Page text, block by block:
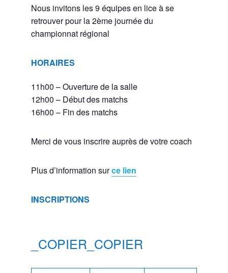
Nous invitons les 9 équipes en lice à se
retrouver pour la 2ème journée du
championnat régional
HORAIRES
11h00 – Ouverture de la salle
12h00 – Début des matchs
16h00 – Fin des matchs
Merci de vous inscrire auprès de votre coach
Plus d’information surce lien
INSCRIPTIONS
_COPIER_COPIER